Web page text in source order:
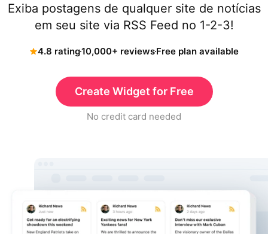
Exiba postagens de qualquer site de notícias
em seu site via RSS Feed no 1-2-3!
4.8 rating10,000+ reviewsFree plan available
Create Widget for Free
No credit card needed